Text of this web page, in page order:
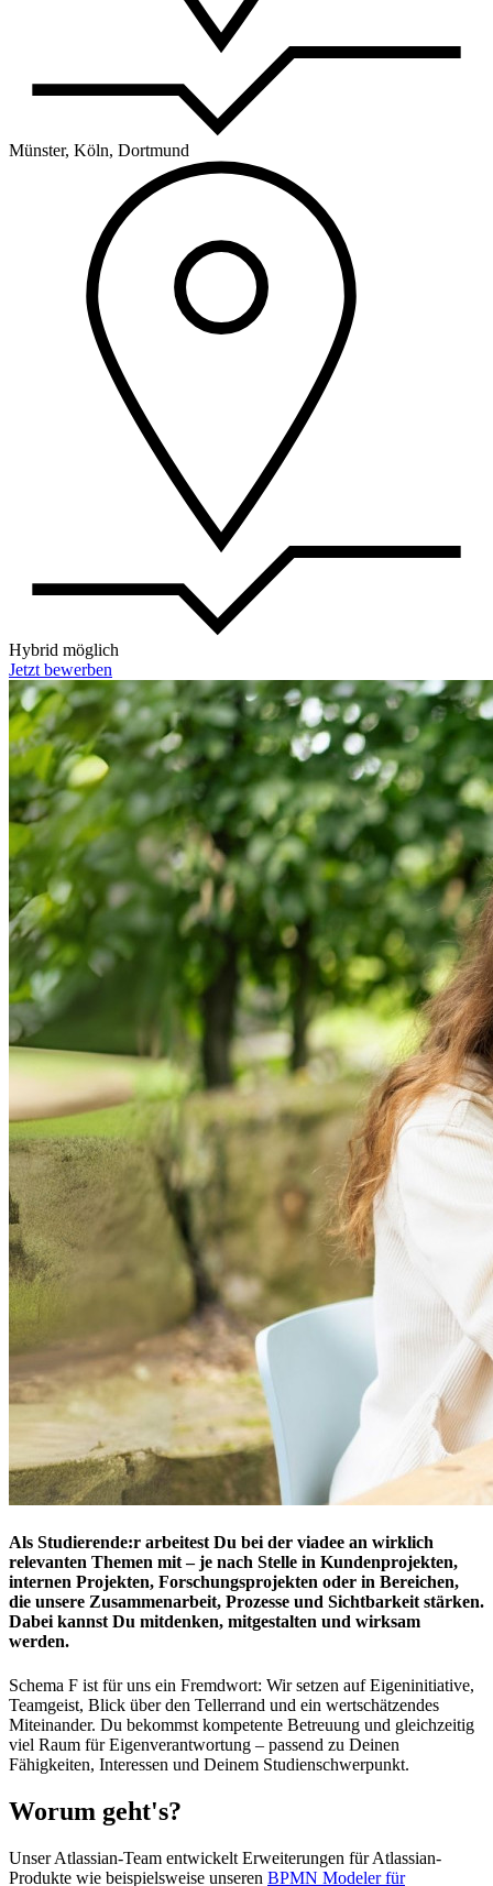
Münster, Köln, Dortmund
Hybrid möglich
Jetzt bewerben
Als Studierende:r arbeitest Du bei der viadee an wirklich
relevanten Themen mit – je nach Stelle in Kundenprojekten,
internen Projekten, Forschungsprojekten oder in Bereichen,
die unsere Zusammenarbeit, Prozesse und Sichtbarkeit stärken.
Dabei kannst Du mitdenken, mitgestalten und wirksam
werden.
Schema F ist für uns ein Fremdwort: Wir setzen auf Eigeninitiative,
Teamgeist, Blick über den Tellerrand und ein wertschätzendes
Miteinander. Du bekommst kompetente Betreuung und gleichzeitig
viel Raum für Eigenverantwortung – passend zu Deinen
Fähigkeiten, Interessen und Deinem Studienschwerpunkt.
Worum geht's?
Unser Atlassian-Team entwickelt Erweiterungen für Atlassian-
Produkte wie beispielsweise unseren BPMN Modeler für